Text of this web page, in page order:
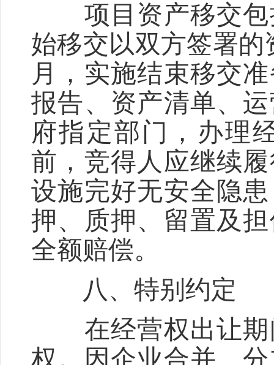
项目资产移交包
始移交以双方签署
月，实施结束移交
报告、资产清单、
府指定部门，办理
前，竞得人应继续
设施完好无安全隐
押、质押、留置及
全额赔偿。
八、特别约定
在经营权出让期
权。因企业合并、